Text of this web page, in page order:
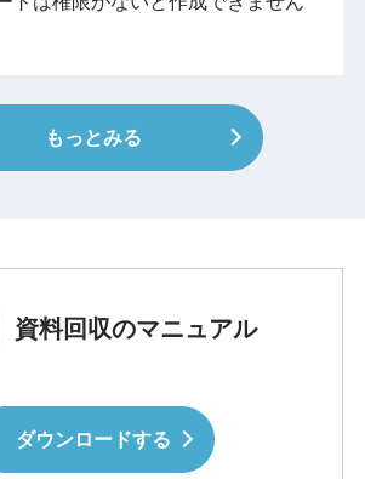
もっとみる
資料回収のマニュアル
ダウンロードする